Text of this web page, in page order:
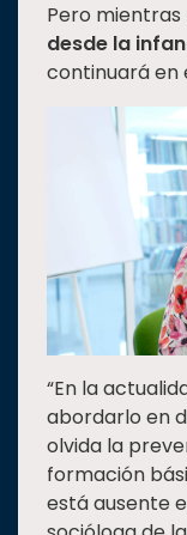
Responsabilidad
social
Vinculación
Pero mientras
desde la
continuará en
“En la
abordarlo en
olvida la
formación
está ausente